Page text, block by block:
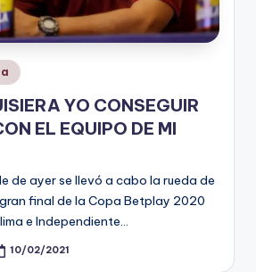
YO CONSEGUIR
EL EQUIPO DE MI
de ayer se llevó a cabo la rueda de
final de la Copa Betplay 2020
e Independiente…
10/02/2021